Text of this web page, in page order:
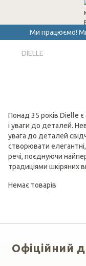
Ми працюємо!
DIELLE
Понад 35 років Dielle
і уваги до деталей.
увага до деталей
створювати
речі, поєднуючи
традиціями шкіряних
Немає товарів
Офіційний